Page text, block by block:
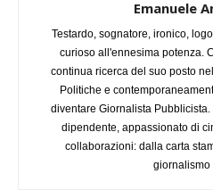
Emanuele
Testardo, sognatore, ironico,
curioso all'ennesima potenza.
continua ricerca del suo posto
Politiche e
diventare Giornalista
dipendente, appassionato di
collaborazioni: dalla carta
giornalismo